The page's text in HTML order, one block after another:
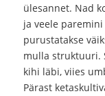
ülesannet. Nad
ja veele
purustatakse
mulla struktuuri.
kihi läbi, viies
Pärast